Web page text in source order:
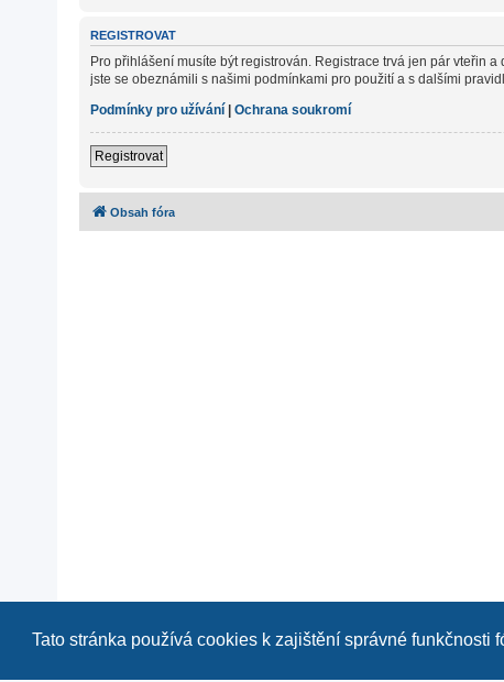
Tato stránka používá cookies k zajištění správné funkčnosti
REGISTROVAT
Pro přihlášení musíte být registrován. Registrace trvá jen pár vteřin
jste se obeznámili s našimi podmínkami pro použití a s dalšími
Podmínky pro užívání | Ochrana soukromí
Registrovat
Obsah fóra